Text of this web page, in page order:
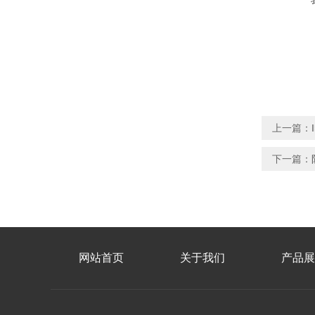
上一篇：
下一篇：
网站首页 关于我们 产品